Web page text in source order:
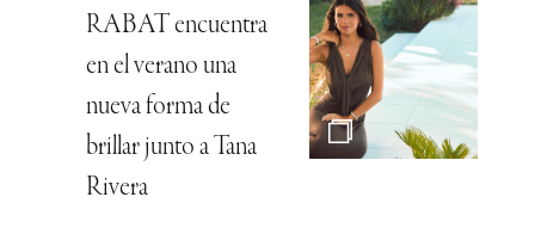
RABAT encuentra
en el verano una
nueva forma de
brillar junto a Tana
Rivera